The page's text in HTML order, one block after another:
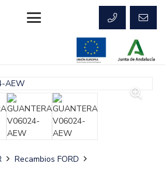
Recambios FORD